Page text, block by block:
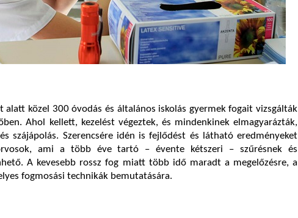
alatt közel 300 óvodás és általános iskolás gyermek fogait vizsgálták
Ahol kellett, kezelést végeztek, és mindenkinek elmagyarázták,
szájápolás. Szerencsére idén is fejlődést és látható eredményeket
ami a több éve tartó – évente kétszeri – szűrésnek és
A kevesebb rossz fog miatt több idő maradt a megelőzésre, a
fogmosási technikák bemutatására.